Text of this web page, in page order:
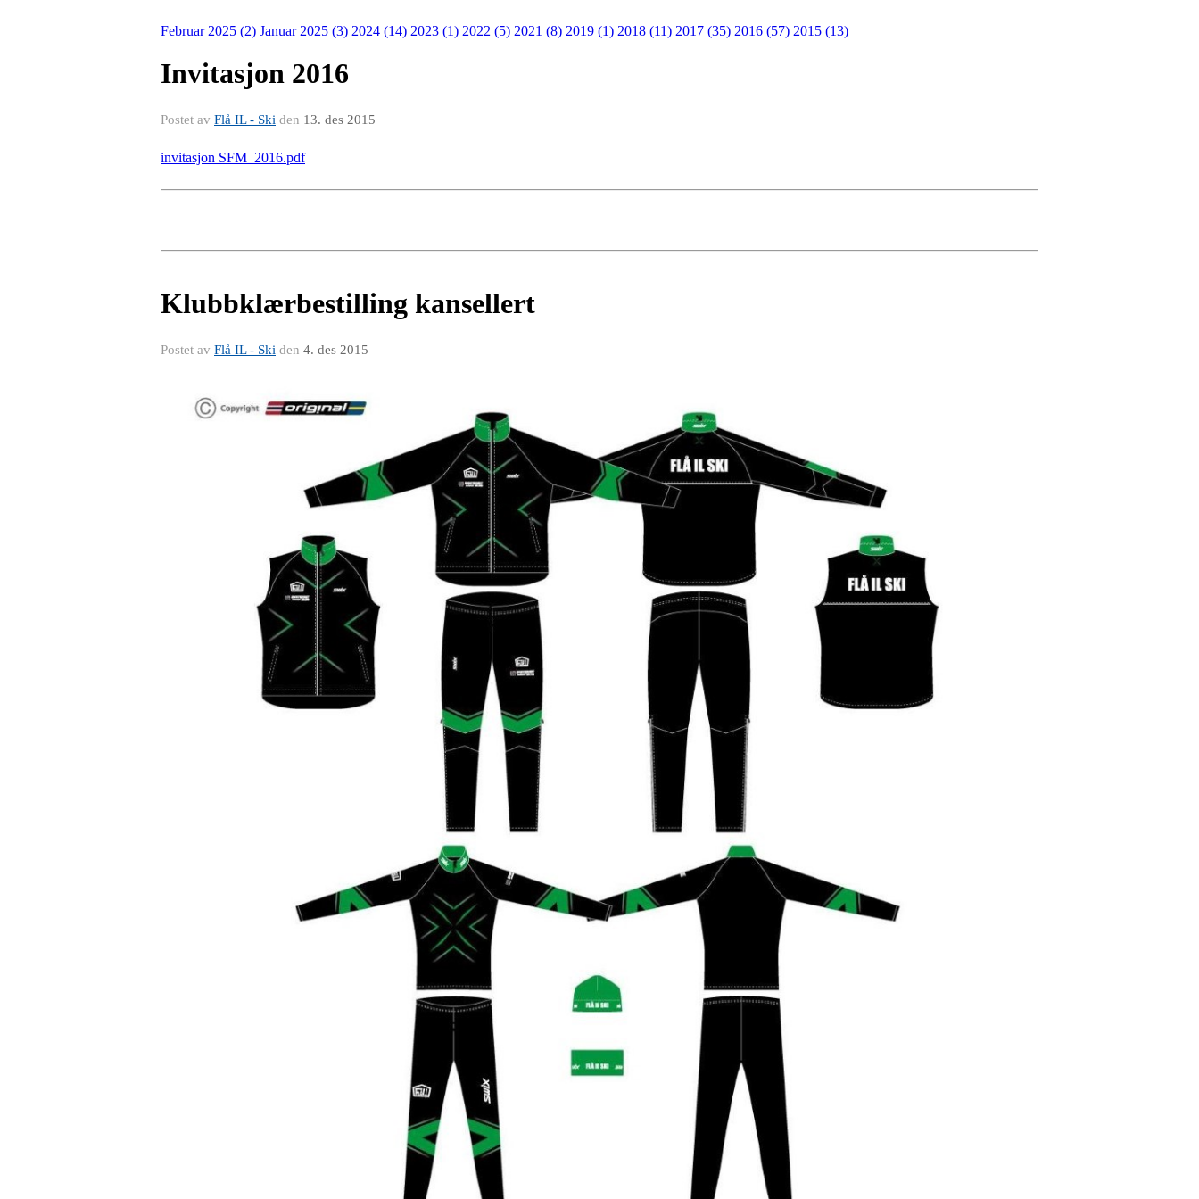
Februar 2025 (2) Januar 2025 (3) 2024 (14) 2023 (1) 2022 (5) 2021 (8) 2019 (1) 2018 (11) 2017 (35) 2016 (57) 2015 (13)
Invitasjon 2016
Postet av Flå IL - Ski den 13. des 2015
invitasjon SFM_2016.pdf
Klubbklærbestilling kansellert
Postet av Flå IL - Ski den 4. des 2015